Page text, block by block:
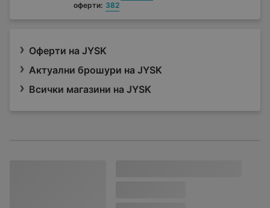
оферти: 382
Оферти на JYSK
Актуални брошури на JYSK
Всички магазини на JYSK